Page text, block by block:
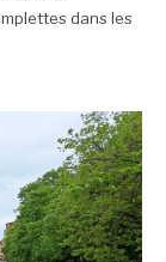
dans les